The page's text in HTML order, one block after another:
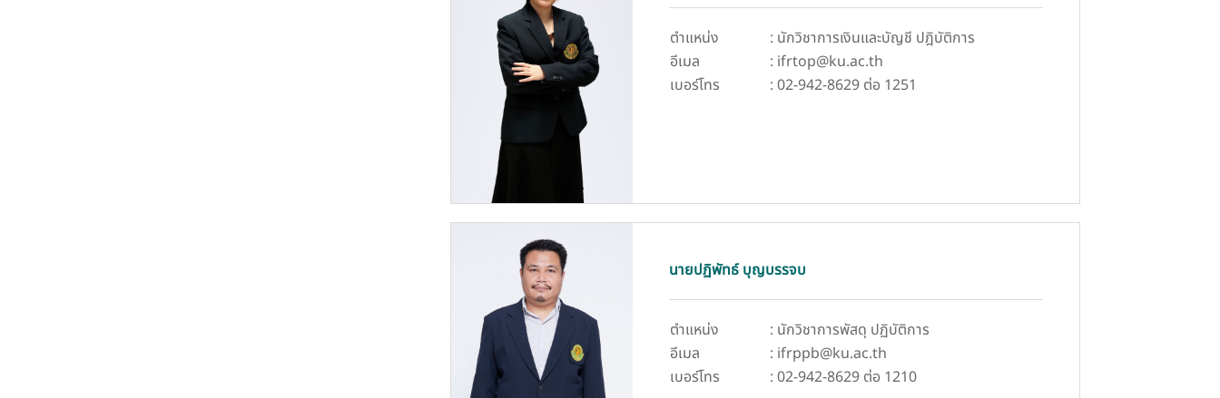
ตำแหน่ง
: นักวิชาการเงินและบัญชี ปฎิบัติการ
อีเมล
: ifrtop@ku.ac.th
เบอร์โทร
: 02-942-8629 ต่อ 1251
นายปฏิพัทธ์ บุญบรรจบ
ตำแหน่ง
: นักวิชาการพัสดุ ปฏิบัติการ
อีเมล
: ifrppb@ku.ac.th
เบอร์โทร
: 02-942-8629 ต่อ 1210